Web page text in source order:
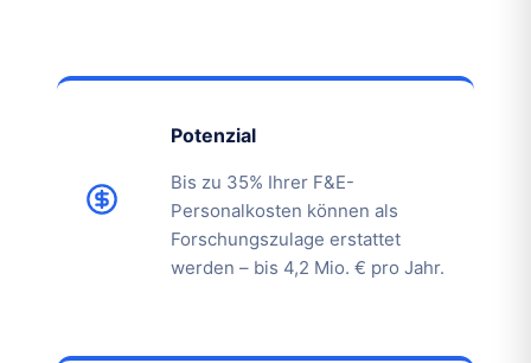
Potenzial
Bis zu 35% Ihrer F&E-
Personalkosten können als
Forschungszulage erstattet
werden – bis 4,2 Mio. € pro Jahr.